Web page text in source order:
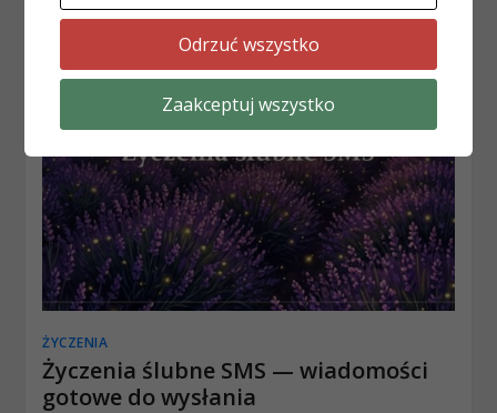
7 sierpnia, 2026 Redakcja wiecejnizdom.pl
ŻYCZENIA
Życzenia ślubne SMS — wiadomości
gotowe do wysłania
Odrzuć wszystko
Zaakceptuj wszystko